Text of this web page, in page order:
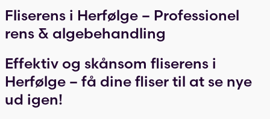
Fliserens i Herfølge – Professionel
rens & algebehandling
Effektiv og skånsom fliserens i
Herfølge – få dine fliser til at se nye
ud igen!